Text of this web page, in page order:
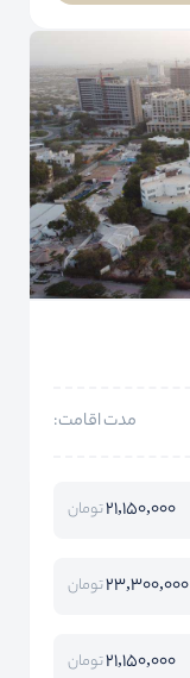
مدت اقامت:
21,150,000تومان
23,300,000تومان
21,150,000تومان